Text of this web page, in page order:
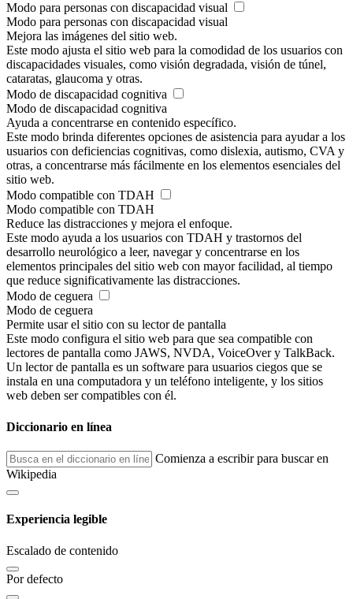
Modo para personas con discapacidad visual
Modo para personas con discapacidad visual
Mejora las imágenes del sitio web.
Este modo ajusta el sitio web para la comodidad de los usuarios con
discapacidades visuales, como visión degradada, visión de túnel,
cataratas, glaucoma y otras.
Modo de discapacidad cognitiva
Modo de discapacidad cognitiva
Ayuda a concentrarse en contenido específico.
Este modo brinda diferentes opciones de asistencia para ayudar a los
usuarios con deficiencias cognitivas, como dislexia, autismo, CVA y
otras, a concentrarse más fácilmente en los elementos esenciales del
sitio web.
Modo compatible con TDAH
Modo compatible con TDAH
Reduce las distracciones y mejora el enfoque.
Este modo ayuda a los usuarios con TDAH y trastornos del
desarrollo neurológico a leer, navegar y concentrarse en los
elementos principales del sitio web con mayor facilidad, al tiempo
que reduce significativamente las distracciones.
Modo de ceguera
Modo de ceguera
Permite usar el sitio con su lector de pantalla
Este modo configura el sitio web para que sea compatible con
lectores de pantalla como JAWS, NVDA, VoiceOver y TalkBack.
Un lector de pantalla es un software para usuarios ciegos que se
instala en una computadora y un teléfono inteligente, y los sitios
web deben ser compatibles con él.
Diccionario en línea
Comienza a escribir para buscar en
Wikipedia
Experiencia legible
Escalado de contenido
Por defecto